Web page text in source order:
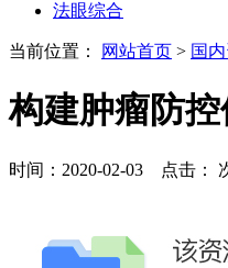
法眼综合
当前位置： 网站首页 > 国
构建肿瘤防
时间：2020-02-03 点击：